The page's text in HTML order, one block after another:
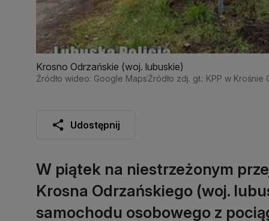
Krosno Odrzańskie (woj. lubuskie)
Źródło wideo: Google MapsŹródło zdj. gł.: KPP w Krośnie
Udostępnij
W piątek na niestrzeżonym
Krosna Odrzańskiego (woj.
samochodu osobowego z